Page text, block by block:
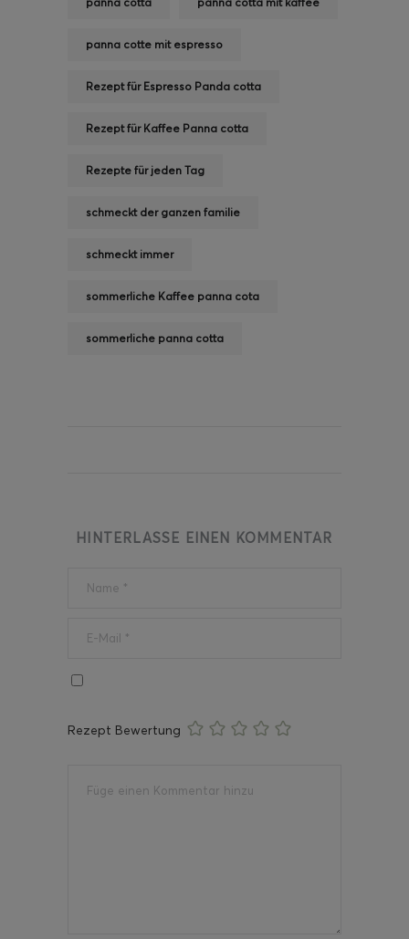
panna cotte mit espresso
Rezept für Espresso Panda cotta
Rezept für Kaffee Panna cotta
Rezepte für jeden Tag
schmeckt der ganzen familie
schmeckt immer
sommerliche Kaffee panna cota
sommerliche panna cotta
HINTERLASSE EINEN KOMMENTAR
Rezept Bewertung